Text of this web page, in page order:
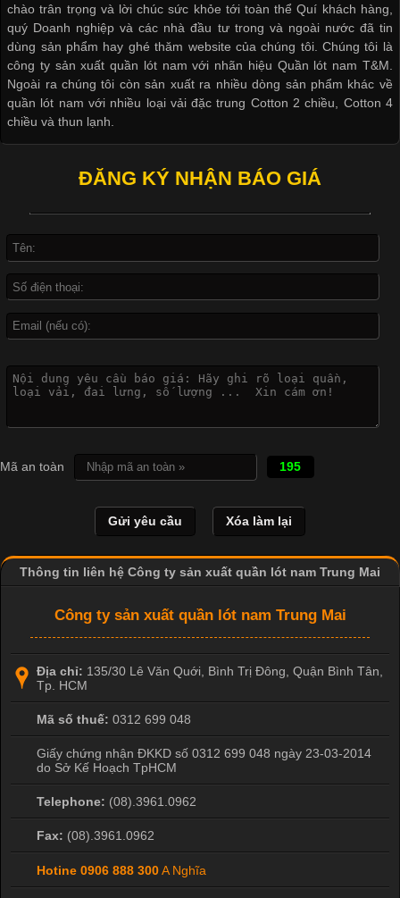
Những Loại Vải Thun Thông Dụng Và Đặc Điểm Nổi Bật
Cập nhật 2026-05-20 14:58:56
Vải thun là một trong những chất liệu được sử dụng rộng rãi
nhất trong ngành thời trang nhờ đặc tính co giãn, mềm mại và
thoải mái khi mặc. Từ áo thun, đồ thể thao cho đến đồ lót nam,
Hiện nay, nhu cầu tìm kiếm quần lót nam giá
Xu Hướng Form Áo Thun Phổ Biến Trong Ngành May Mặc
Các Form Áo Thun Phổ Biến Hiện Nay Và Xu Hướng Trong
Ngành May Mặc Áo thun là một trong những trang phục quen
dạng về màu sắc hay chất liệu, áo thun còn có nhiều form dáng
khác nhau để phù hợp với từng phong cách thời trang và nhu
Áo phông là một trong những trang phục phổ biến nhất trong
đời sống hiện đại nhờ sự tiện lợi, thoải mái và dễ phối đồ.
Không chỉ xuất hiện trong thời trang thường ngày, áo phông còn
được ứng dụng rộng rãi trong ngành sản xuất may mặc, đặc
Cập nhật 2026-04-21 15:41:03
In Chuyển Nhiệt Là Gì? Công Nghệ In Hiện Đại Trong Ngành
là một trong những công nghệ phổ biến nhờ khả năng tạo ra
hình ảnh sắc nét và bền màu. Đặc biệt, kỹ thuật này được ứng
chào trân trọng và lời chúc sức khỏe tới toàn thể Quí khách hàng,
quý Doanh nghiệp và các nhà đầu tư trong và ngoài nước đã tin
dùng sản phẩm hay ghé thăm website của chúng tôi. Chúng tôi là
công ty sản xuất quần lót nam với nhãn hiệu Quần lót nam T&M.
Ngoài ra chúng tôi còn sản xuất ra nhiều dòng sản phẩm khác về
quần lót nam với nhiều loại vải đặc trung Cotton 2 chiều, Cotton 4
chiều và thun lạnh.
ĐĂNG KÝ NHẬN BÁO GIÁ
Mã an toàn 195
Thông tin liên hệ Công ty sản xuất quần lót nam Trung Mai
Công ty sản xuất quần lót nam Trung Mai
Địa chỉ: 135/30 Lê Văn Quới, Bình Trị Đông Quận Bình Tân
Tp. HCM
Mã số thuế: 0312 699 048
Giấy chứng nhận ĐKKD số 0312 699 048 ngày 23-03-2014
do Sở Kế Hoạch TpHCM
Telephone: (08).3961.0962
Fax: (08).3961.0962
Hotine 0906 888 300A Nghĩa